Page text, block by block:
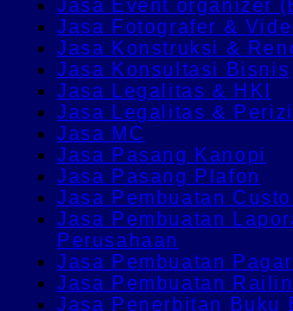
Jasa Event organizer
Jasa Fotografer &
Jasa Konstruksi &
Jasa Konsultasi Bisnis
Jasa Legalitas & HKI
Jasa Legalitas &
Jasa MC
Jasa Pasang Kanopi
Jasa Pasang Plafon
Jasa Pembuatan
Jasa Pembuatan
Perusahaan
Jasa Pembuatan Pagar
Jasa Pembuatan
Jasa Penerbitan Buku